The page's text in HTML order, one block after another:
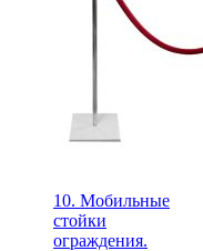
10. Мобильные
стойки
ограждения.